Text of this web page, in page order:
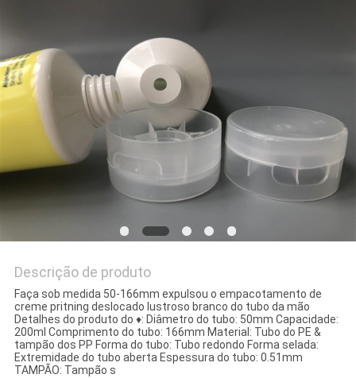
Descrição de produto
Faça sob medida 50-166mm expulsou o empacotamento de
creme pritning deslocado lustroso branco do tubo da mão
Detalhes do produto do ♦: Diâmetro do tubo: 50mm Capacidade:
200ml Comprimento do tubo: 166mm Material: Tubo do PE &
tampão dos PP Forma do tubo: Tubo redondo Forma selada:
Extremidade do tubo aberta Espessura do tubo: 0.51mm
TAMPÃO: Tampão s